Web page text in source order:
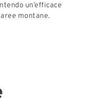
un’efficace
montane.